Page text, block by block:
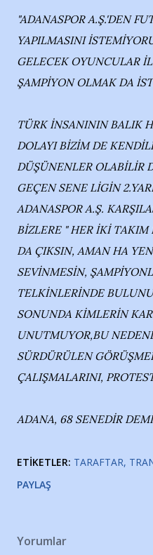
"ADANASPOR A.Ş.'DEN
YAPILMASINI
GELECEK OYUNCULAR
ŞAMPİYON OLMAK DA
TÜRK İNSANININ BALIK
DOLAYI BİZİM DE
DÜŞÜNENLER OLABİLİR
GEÇEN SENE LİGİN
ADANASPOR A.Ş.
BİZLERE " HER İKİ
DA ÇIKSIN, AMAN HA
SEVİNMESİN,
TELKİNLERİNDE
SONUNDA KİMLERİN
UNUTMUYOR,BU
SÜRDÜRÜLEN
ÇALIŞMALARINI,
ADANA, 68 SENEDİR
ETIKETLER: TARAFTAR
PAYLAŞ
Yorumlar